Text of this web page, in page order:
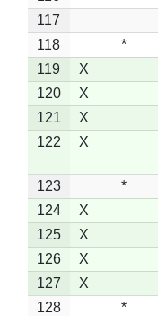
117
118
*
119
X
120
X
121
X
122
X
123 *
124
X
125
X
126
X
127
X
128
*